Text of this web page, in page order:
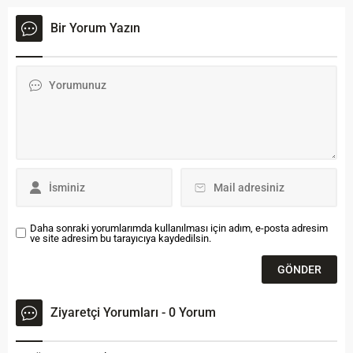
Yaşlı Destek Hizmetleri ile
yaşlıları yalnız bırakmıyor.
bakıma muhtaç yaşlı
bir adet ruhsatsız tabanca...
Bir Yorum Yazın
Daha sonraki yorumlarımda kullanılması için adım, e-posta adresim
ve site adresim bu tarayıcıya kaydedilsin.
Ziyaretçi Yorumları - 0 Yorum